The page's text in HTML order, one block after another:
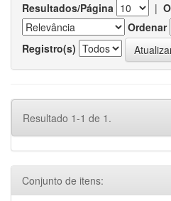
Resultados/Página |
Ordenar
Registro(s)
Resultado 1-1 de 1.
Conjunto de itens: